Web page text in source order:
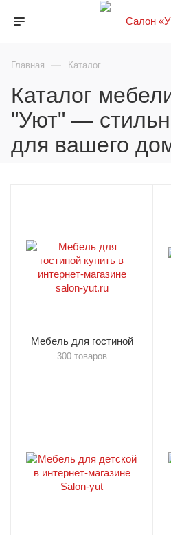
Главная — Каталог
Каталог
"Уют" —
для вашего
Мебель для гостиной
300 товаров